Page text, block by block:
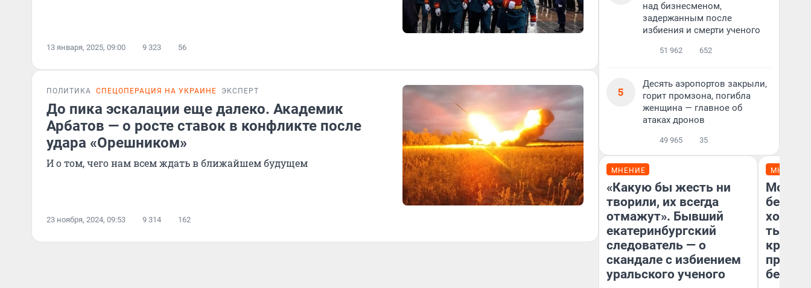
13 января, 2025, 09:00 9 323 56
ПОЛИТИКА СПЕЦОПЕРАЦИЯ НА УКРАИНЕ ЭКСПЕРТ
До пика эскалации еще далеко. Академик
Арбатов — о росте ставок в конфликте после
удара «Орешником»
И о том, чего нам всем ждать в ближайшем будущем
23 ноября, 2024, 09:53 9 314 162
над бизнесменом,
задержанным после
избиения и смерти ученого
51 962 652
5
Десять аэропортов закрыли,
горит промзона, погибла
женщина — главное об
атаках дронов
49 965 35
МНЕНИЕ
«Какую бы жесть ни
творили, их всегда
отмажут». Бывший
екатеринбургский
следователь — о
скандале с избиением
уральского ученого
МНЕНИЕ
Мой
хотела
тысяч,